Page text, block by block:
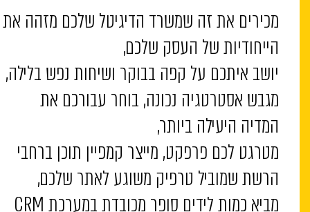
מכירים את זה שמשרד הדיגיטל שלכם מזהה את
הייחודיות של העסק שלכם,
יושב איתכם על קפה בבוקר ושיחות נפש בלילה,
מגבש אסטרטגיה נכונה, בוחר עבורכם את
המדיה היעילה ביותר,
מטרגט לכם פרפקט, מייצר קמפיין תוכן ברחבי
הרשת שמוביל טרפיק משוגע לאתר שלכם,
מביא כמות לידים סופר מכובדת במערכת CRM